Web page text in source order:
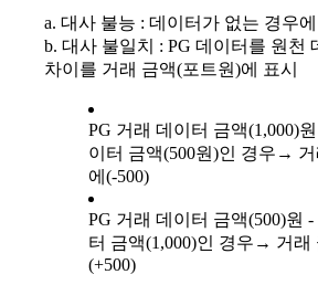
a. 대사 불능 : 데이터가 없는 경우
b. 대사 불일치 : PG 데이터를 원천
차이를 거래 금액(포트원)에 표시
PG 거래 데이터 금액(1,000)
이터 금액(500원)인 경우→
에(-500)
PG 거래 데이터 금액(500)원 -
터 금액(1,000)인 경우→ 거래
(+500)